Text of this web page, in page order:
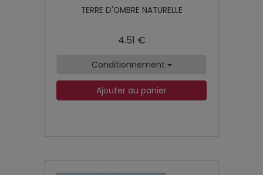
TERRE D'OMBRE NATURELLE
4.51 €
Conditionnement
Ajouter au panier